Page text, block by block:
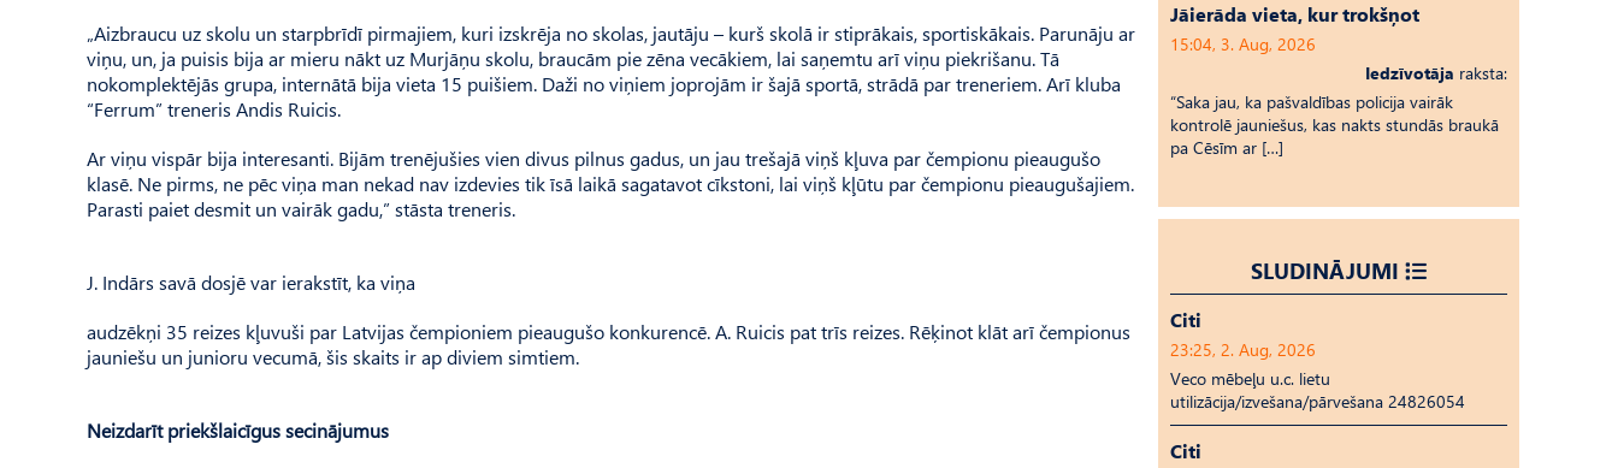
„Aizbraucu uz skolu un starpbrīdī pirmajiem, kuri izskrēja no skolas, jautāju – kurš skolā ir stiprākais, sportiskākais. Parunāju ar
viņu, un, ja puisis bija ar mieru nākt uz Murjāņu skolu, braucām pie zēna vecākiem, lai saņemtu arī viņu piekrišanu. Tā
nokomplektējās grupa, internātā bija vieta 15 puišiem. Daži no viņiem joprojām ir šajā sportā, strādā par treneriem. Arī kluba
“Ferrum” treneris Andis Ruicis.
Ar viņu vispār bija interesanti. Bijām trenējušies vien divus pilnus gadus, un jau trešajā viņš kļuva par čempionu pieaugušo
klasē. Ne pirms, ne pēc viņa man nekad nav izdevies tik īsā laikā sagatavot cīkstoni, lai viņš kļūtu par čempionu pieaugušajiem.
Parasti paiet desmit un vairāk gadu,” stāsta treneris.
J. Indārs savā dosjē var ierakstīt, ka viņa
audzēkņi 35 reizes kļuvuši par Latvijas čempioniem pieaugušo konkurencē. A. Ruicis pat trīs reizes. Rēķinot klāt arī čempionus
jauniešu un junioru vecumā, šis skaits ir ap diviem simtiem.
Neizdarīt priekšlaicīgus secinājumus
Jāierāda vieta, kur trokšņot
15:04, 3. Aug, 2026
Iedzīvotāja raksta:
“Saka jau, ka pašvaldības policija vairāk
kontrolē jauniešus, kas nakts stundās braukā
pa Cēsīm ar […]
SLUDINĀJUMI
Citi
23:25, 2. Aug, 2026
Veco mēbeļu u.c. lietu
utilizācija/izvešana/pārvešana 24826054
Citi